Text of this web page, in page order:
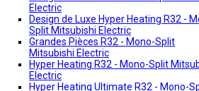
Electric
Design de Luxe Hyper Heating R32 -
Split Mitsubishi Electric
Grandes Pièces R32 - Mono-Split
Mitsubishi Electric
Hyper Heating R32 - Mono-Split
Electric
Hyper Heating Ultimate R32 - Mono-